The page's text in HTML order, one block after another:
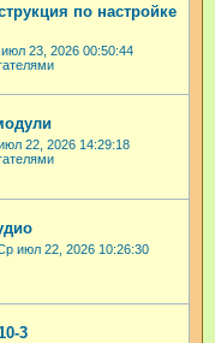
по настройке
23, 2026 00:50:44
22, 2026 14:29:18
июл 22, 2026 10:26:30
3